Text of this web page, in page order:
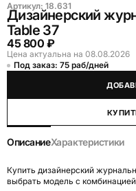
Артикул: 18.631
Дизайнерский
Table 37
45 800 ₽
Цена актуальна на 08.08.2026
Под заказ: 75 раб/дней
ОписаниеХарактеристики
Купить дизайнерский
выбрать модель с